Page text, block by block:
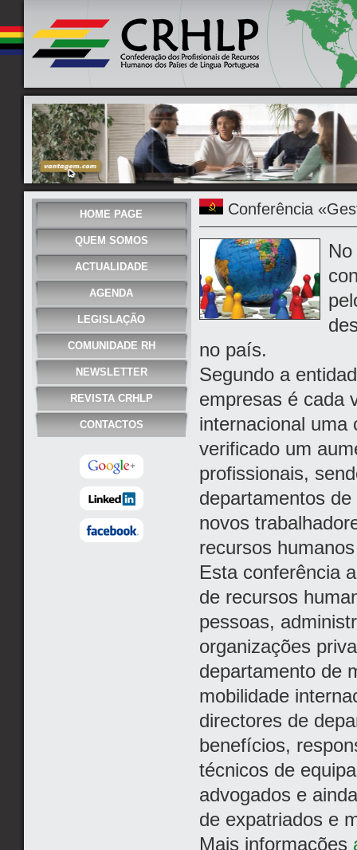
HOME PAGE
QUEM SOMOS
ACTUALIDADE
AGENDA
LEGISLAÇÃO
COMUNIDADE RH
NEWSLETTER
REVISTA CRHLP
CONTACTOS
Conferência
no país.
Segundo a
empresas é cada
internacional uma
verificado um
profissionais,
departamentos
novos
recursos
Esta conferência
de recursos
pessoas,
organizações
departamento de
mobilidade
directores de
benefícios,
técnicos de
advogados e
de expatriados e
Mais informações